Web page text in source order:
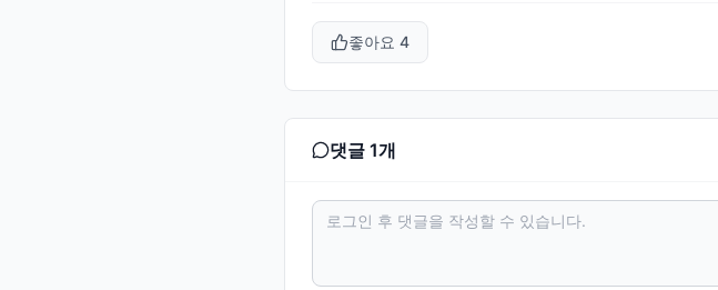
좋아요 4
댓글 1개